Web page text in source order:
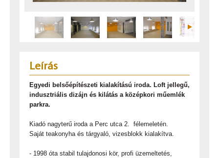
Leírás
Egyedi belsőépítészeti kialakítású iroda. Loft jellegű,
indusztriális dizájn és kilátás a középkori műemlék
parkra.
Kiadó nagyterű iroda a Perc utca 2. félemeletén.
Saját teakonyha és tárgyaló, vizesblokk kialakítva.
- 1998 óta stabil tulajdonosi kör, profi üzemeltetés,